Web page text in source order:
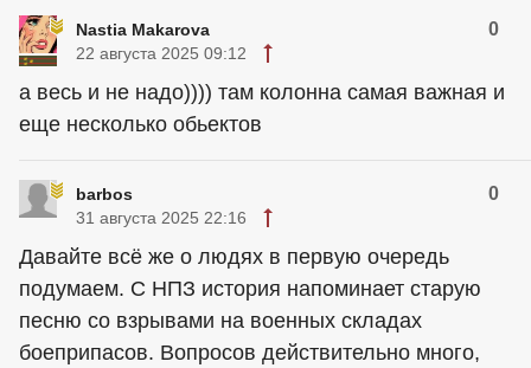
Nastia Makarova 0
22 августа 2025 09:12
а весь и не надо)))) там колонна самая важная и
еще несколько обьектов
barbos 0
31 августа 2025 22:16
Давайте всё же о людях в первую очередь
подумаем. С НПЗ история напоминает старую
песню со взрывами на военных складах
боеприпасов. Вопросов действительно много,